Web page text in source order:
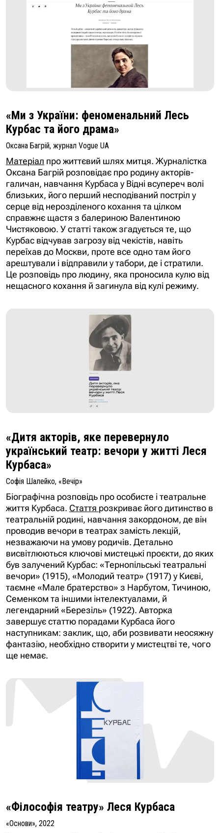
«Ми з України: феноменальний Лесь
Курбас та його драма»
Оксана Багрій, журнал Vogue UA
Матеріал про життєвий шлях митця. Журналістка
Оксана Багрій розповідає про родину акторів-
галичан, навчання Курбаса у Відні всупереч волі
близьких, його перший несподіваний постріл у
серце від нерозділеного кохання та цілком
справжнє щастя з балериною Валентиною
Чистяковою. У статті також згадується те, що
Курбас відчував загрозу від чекістів, навіть
переїхав до Москви, проте все одно там його
арештували і відправили у табори, де і стратили.
Це розповідь про людину, яка проносила кулю від
нещасного кохання й загинула від кулі режиму.
«Дитя акторів, яке перевернуло
український театр: вечори у житті Леся
Курбаса»
Софія Шалейко, «Вечір»
Біографічна розповідь про особисте і театральне
життя Курбаса. Стаття розкриває його дитинство в
театральній родині, навчання закордоном, де він
проводив вечори в театрах замість лекцій,
незважаючи на умову родичів. Детально
висвітлюються ключові мистецькі проєкти, до яких
був залучений Курбас: «Тернопільські театральні
вечори» (1915), «Молодий театр» (1917) у Києві,
таємне «Мале братерство» з Нарбутом, Тичиною,
Семенком та іншими інтелектуалами, й
легендарний «Березіль» (1922). Авторка
завершує статтю порадами Курбаса його
наступникам: заклик, що, аби розвивати неосяжну
фантазію, необхідно створити у мистецтві те, чого
ще немає.
«Філософія театру» Леся Курбаса
«Основи», 2022